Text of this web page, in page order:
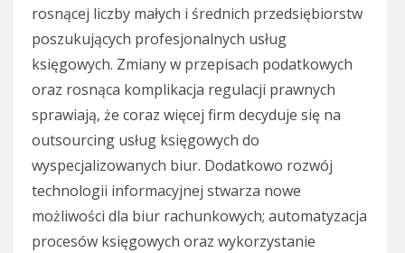
rosnącej liczby małych i średnich przedsiębiorstw
poszukujących profesjonalnych usług
księgowych. Zmiany w przepisach podatkowych
oraz rosnąca komplikacja regulacji prawnych
sprawiają, że coraz więcej firm decyduje się na
outsourcing usług księgowych do
wyspecjalizowanych biur. Dodatkowo rozwój
technologii informacyjnej stwarza nowe
możliwości dla biur rachunkowych; automatyzacja
procesów księgowych oraz wykorzystanie